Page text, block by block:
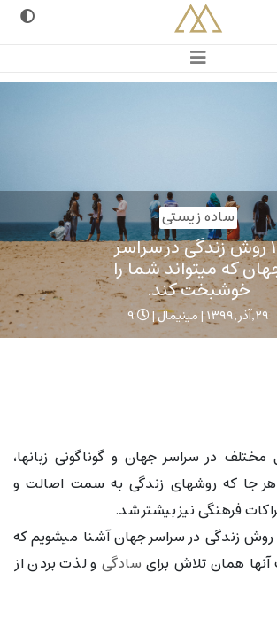
مینیمال
زندگی مینیمال , سادگی , مینیمالیسم
ساده زیستی
۱۰ روش زندگی در سراسر
که میتواند شما را
خوشبخت کند.
۲۹,آذر,۱۳۹۹ | مینیمال | 9
مختلف در سراسر جهان و گوناگونی زبانها،
هر جا که روشهای زندگی به سمت اصالت و
فرهنگی نیز بیشتر شد.
در این مطلب با ۱۰ روش زندگی در سراسر جهان آشنا میشویم که
همان تلاش برای سادگی و لذت بردن از